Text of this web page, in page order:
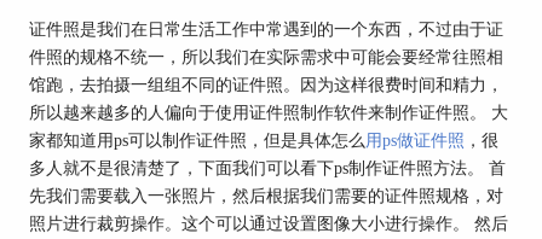
证件照是我们在日常生活工作中常遇到的一个东西，不过由于证
件照的规格不统一，所以我们在实际需求中可能会要经常往照相
馆跑，去拍摄一组组不同的证件照。因为这样很费时间和精力，
所以越来越多的人偏向于使用证件照制作软件来制作证件照。 大
家都知道用ps可以制作证件照，但是具体怎么 用ps做证件照 ，很
多人就不是很清楚了，下面我们可以看下ps制作证件照方法。 首
先我们需要载入一张照片，然后根据我们需要的证件照规格，对
照片进行裁剪操作。这个可以通过设置图像大小进行操作。 然后